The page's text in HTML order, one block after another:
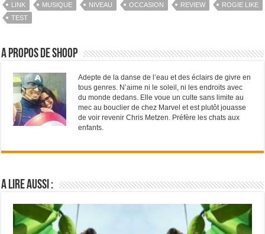
LINK
MUSIQUE NIVEAU OCCASION REVIEW
ROGIE LIKE
TEST
A propos de Shoop
Adepte de la danse de l’eau et des éclairs de givre en
tous genres. N’aime ni le soleil, ni les endroits avec
du monde dedans. Elle voue un culte sans limite au
mec au bouclier de chez Marvel et est plutôt jouasse
de voir revenir Chris Metzen. Préfère les chats aux
enfants.
A lire aussi :